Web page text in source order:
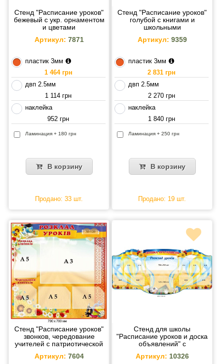
Стенд "Расписание уроков"
бежевый с укр. орнаментом
и цветами
Артикул: 7871
пластик 3мм
1 464 грн
двп 2.5мм
1 114 грн
наклейка
952 грн
Ламинация + 180 грн
В корзину
Продано: 33 шт.
Стенд "Расписание уроков"
голубой с книгами и
школьными
1250х895 мм
Артикул: 9359
пластик 3мм
2 831 грн
двп 2.5мм
2 270 грн
наклейка
1 840 грн
Ламинация + 250 грн
В корзину
Продано: 19 шт.
Стенд "Расписание уроков"
звонков, чередование
учителей с патриотической
Артикул: 7604
Стенд для школы
"Расписание уроков и доска
объявлений" с
(2300х1060 мм)
Артикул: 10326